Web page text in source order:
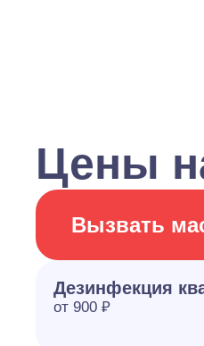
Цены
Вызвать
Дезинфекция
от 900 ₽